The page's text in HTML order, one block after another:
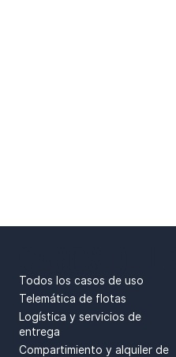
Todos los casos de uso
Telemática de flotas
Logística y servicios de
entrega
Compartimiento y alquiler de